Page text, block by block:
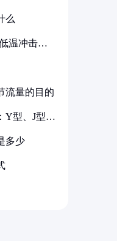
么
温冲击要
流量的目的
Y型、J型、
多少